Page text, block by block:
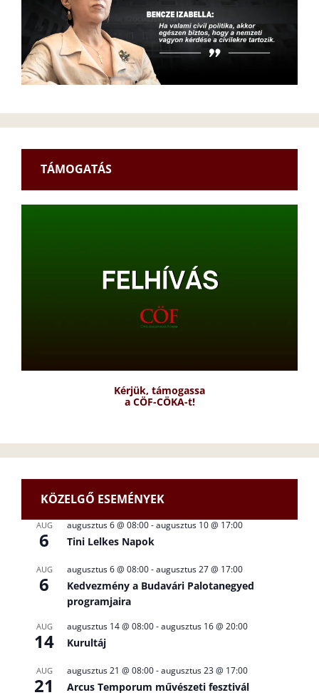
TÁMOGATÁS
Kérjük, támogassa
a CÖF-CÖKA-t!
KÖZELGŐ ESEMÉNYEK
AUG
6
augusztus 6 @ 08:00-augusztus 10 @ 17:00
Tini Lelkes Napok
AUG
6
augusztus 6 @ 08:00-augusztus 27 @ 17:00
Kedvezmény a Budavári Palotanegyed
programjaira
AUG
14
augusztus 14 @ 08:00-augusztus 16 @ 20:00
Kurultáj
AUG
21
augusztus 21 @ 08:00-augusztus 23 @ 17:00
Arcus Temporum művészeti fesztivál